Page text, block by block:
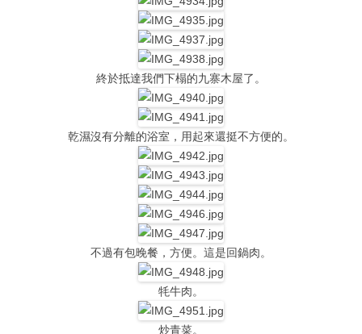
終於抵達我們下榻的九寨木屋了。
乾濕沒有分離的浴室，用起來還挺不方便的。
不過有包晚餐，方便。這是回鍋肉。
牦牛肉。
炒青菜。